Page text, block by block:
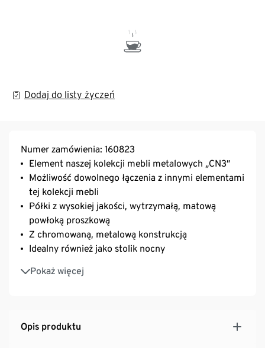
Dodaj do listy życzeń
Numer zamówienia: 160823
Element naszej kolekcji mebli metalowych „CN3”
Możliwość dowolnego łączenia z innymi elementami
tej kolekcji mebli
Półki z wysokiej jakości, wytrzymałą, matową
powłoką proszkową
Z chromowaną, metalową konstrukcją
Idealny również jako stolik nocny
Pokaż więcej
Stolik ze stopkami z tworzywa sztucznego o
regulowanej wysokości zapewniającymi stabilność
Opis produktu